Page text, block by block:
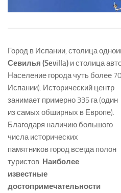
Город в Испании, столица
Севилья (Sevilla) и столица
Население города чуть более
Испании). Исторический центр
занимает примерно 335 га (один
из самых обширных в Европе).
Благодаря наличию большого
числа исторических
памятников город всегда полон
туристов. Наиболее
известные
достопримечательности